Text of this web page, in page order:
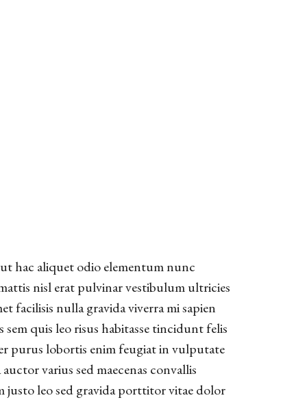
hac aliquet odio elementum nunc
nisl erat pulvinar vestibulum ultricies
facilisis nulla gravida viverra mi sapien
quis leo risus habitasse tincidunt felis
purus lobortis enim feugiat in vulputate
varius sed maecenas convallis
leo sed gravida porttitor vitae dolor